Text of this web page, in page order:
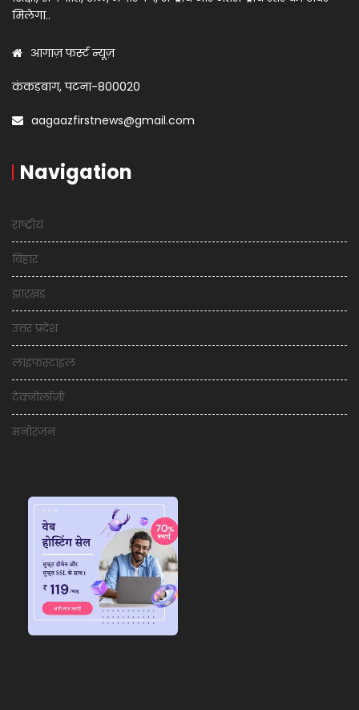
मिलेगा..
आगाज़ फर्स्ट न्यूज़
कंकड़बाग, पटना-800020
aagaazfirstnews@gmail.com
Navigation
राष्ट्रीय
बिहार
झारखंड
उत्तर प्रदेश
लाइफस्टाइल
टेक्नोलॉजी
मनोरंजन